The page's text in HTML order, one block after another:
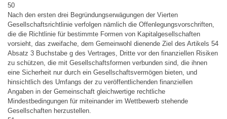
50
Nach den ersten drei Begründungserwägungen der Vierten
Gesellschaftsrichtlinie verfolgen nämlich die Offenlegungsvorschriften,
die die Richtlinie für bestimmte Formen von Kapitalgesellschaften
vorsieht, das zweifache, dem Gemeinwohl dienende Ziel des Artikels 54
Absatz 3 Buchstabe g des Vertrages, Dritte vor den finanziellen Risiken
zu schützen, die mit Gesellschaftsformen verbunden sind, die ihnen
eine Sicherheit nur durch ein Gesellschaftsvermögen bieten, und
hinsichtlich des Umfangs der zu veröffentlichenden finanziellen
Angaben in der Gemeinschaft gleichwertige rechtliche
Mindestbedingungen für miteinander im Wettbewerb stehende
Gesellschaften herzustellen.